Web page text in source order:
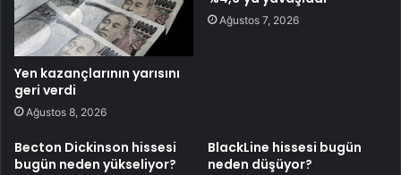
Yen kazançlarının yarısını
geri verdi
Ağustos 8, 2026
Ağustos 7, 2026
Becton Dickinson hissesi
bugün neden yükseliyor?
BlackLine hissesi bugün
neden düşüyor?